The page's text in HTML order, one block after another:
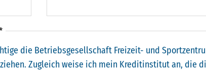
die Betriebsgesellschaft Freizeit- und
Zugleich weise ich mein Kreditinstitut an, die